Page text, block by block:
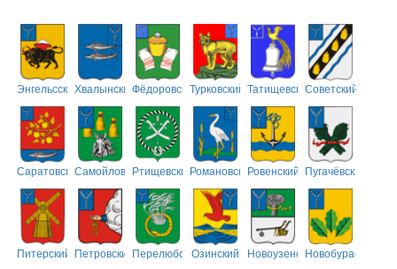
ЭнгельсскийХвалынскийФёдоровскийТурковский ТатищевскийСоветский
СаратовскийСамойловскийРтищевскийРомановскийРовенский Пугачёвский
Питерский ПетровскийПерелюбскийОзинский НовоузенскийНовобурасский